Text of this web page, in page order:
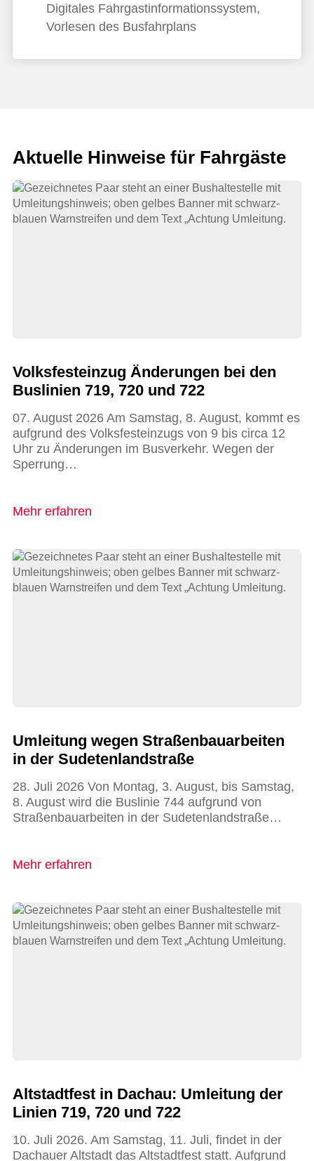
Digitales Fahrgastinformationssystem,
Vorlesen des Busfahrplans
Aktuelle Hinweise für Fahrgäste
Volksfesteinzug Änderungen bei den
Buslinien 719, 720 und 722
07. August 2026 Am Samstag, 8. August, kommt es
aufgrund des Volksfesteinzugs von 9 bis circa 12
Uhr zu Änderungen im Busverkehr. Wegen der
Sperrung…
Mehr erfahren
Umleitung wegen Straßenbauarbeiten
in der Sudetenlandstraße
28. Juli 2026 Von Montag, 3. August, bis Samstag,
8. August wird die Buslinie 744 aufgrund von
Straßenbauarbeiten in der Sudetenlandstraße…
Mehr erfahren
Altstadtfest in Dachau: Umleitung der
Linien 719, 720 und 722
10. Juli 2026. Am Samstag, 11. Juli, findet in der
Dachauer Altstadt das Altstadtfest statt. Aufgrund